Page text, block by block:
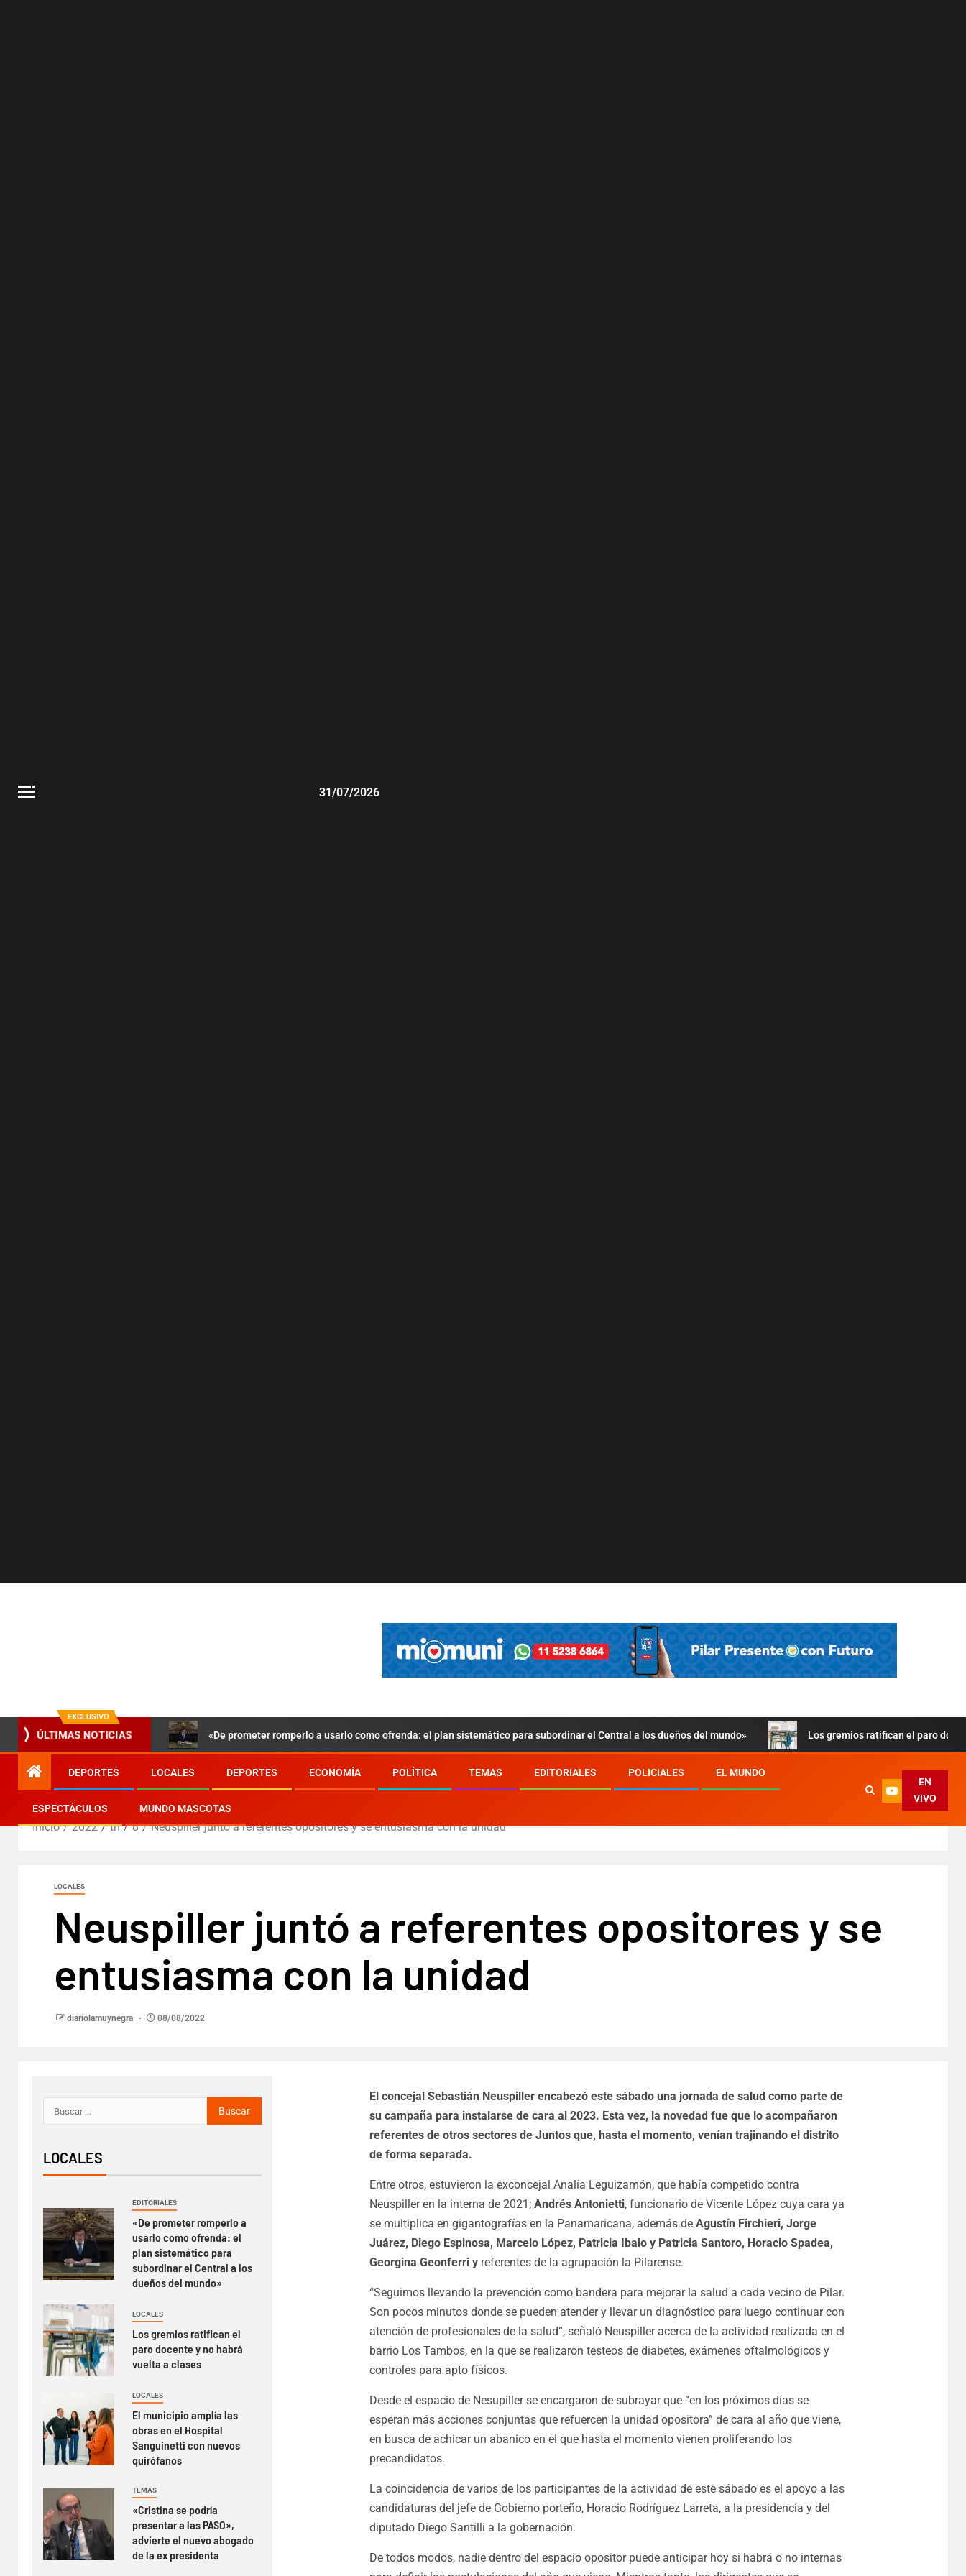
31/07/2026
EXCLUSIVO
ÚLTIMAS NOTICIAS «De prometer romperlo a usarlo como ofrenda: el plan sistemático para subordinar el Central a los dueños del mundo» Los gremios ratifican el paro
DEPORTES LOCALES DEPORTES ECONOMÍA POLÍTICA TEMAS EDITORIALES POLICIALES EL MUNDO
ESPECTÁCULOS MUNDO MASCOTAS
EN
VIVO
Inicio 2022 th 8 Neuspiller juntó a referentes opositores y se entusiasma con la unidad
LOCALES
Neuspiller juntó a referentes opositores y se
entusiasma con la unidad
diariolamuynegra 08/08/2022
El concejal Sebastián Neuspiller encabezó este sábado una jornada de salud como parte de
su campaña para instalarse de cara al 2023. Esta vez, la novedad fue que lo acompañaron
referentes de otros sectores de Juntos que, hasta el momento, venían trajinando el distrito
de forma separada.
Entre otros, estuvieron la exconcejal Analía Leguizamón, que había competido contra
Neuspiller en la interna de 2021; Andrés Antonietti, funcionario de Vicente López cuya cara ya
se multiplica en gigantografías en la Panamaricana, además de Agustín Firchieri, Jorge
Juárez, Diego Espinosa, Marcelo López, Patricia Ibalo y Patricia Santoro, Horacio Spadea,
Georgina Geonferri yreferentes de la agrupación la Pilarense.
“Seguimos llevando la prevención como bandera para mejorar la salud a cada vecino de Pilar.
Son pocos minutos donde se pueden atender y llevar un diagnóstico para luego continuar con
atención de profesionales de la salud”, señaló Neuspiller acerca de la actividad realizada en el
barrio Los Tambos, en la que se realizaron testeos de diabetes, exámenes oftalmológicos y
controles para apto físicos.
Desde el espacio de Nesupiller se encargaron de subrayar que “en los próximos días se
esperan más acciones conjuntas que refuercen la unidad opositora” de cara al año que viene,
en busca de achicar un abanico en el que hasta el momento vienen proliferando los
precandidatos.
La coincidencia de varios de los participantes de la actividad de este sábado es el apoyo a las
candidaturas del jefe de Gobierno porteño, Horacio Rodríguez Larreta, a la presidencia y del
diputado Diego Santilli a la gobernación.
De todos modos, nadie dentro del espacio opositor puede anticipar hoy si habrá o no internas
LOCALES
EDITORIALES
«De prometer romperlo a
usarlo como ofrenda: el
plan sistemático para
subordinar el Central a los
dueños del mundo»
LOCALES
Los gremios ratifican el
paro docente y no habrá
vuelta a clases
LOCALES
El municipio amplía las
obras en el Hospital
Sanguinetti con nuevos
quirófanos
TEMAS
«Cristina se podría
presentar a las PASO»,
advierte el nuevo abogado
de la ex presidenta